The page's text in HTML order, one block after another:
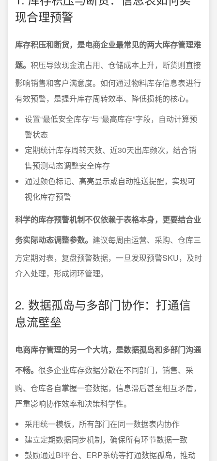
现合理预警
库存积压和断货，是电商企业最常见的两大库存管理难
题。 积压导致现金流占用、仓储成本上升，断货则直接
影响销售和客户满意度。如何通过物料库存信息表进行
有效预警，是提升库存周转效率、降低损耗的核心。
设置“最低安全库存”与“最高库存”字段，自动计算预
警状态
定期统计库存周转天数、近30天出库频次，结合销
售预测动态调整安全库存
通过颜色标记、高亮显示或自动推送提醒，实现可
视化库存预警
科学的库存预警机制不仅依赖于表格本身，更要结合业
务实际动态调整参数。 建议每周由运营、采购、仓库三
方定期对表，复盘预警数据，一旦发现预警SKU，及时
介入处理，形成闭环管理。
2. 数据孤岛与多部门协作：打通信
息流壁垒
电商库存管理的另一个大坑，是数据孤岛和多部门沟通
不畅。 很多企业库存数据分散在不同部门，销售、采
购、仓库各自掌握一套数据，信息滞后甚至相互矛盾，
严重影响协作效率和决策科学性。
采用统一模板，所有部门在同一数据表内协作
建立定期数据同步机制，确保所有环节数据一致
鼓励通过BI平台、ERP系统等打通数据孤岛，推动